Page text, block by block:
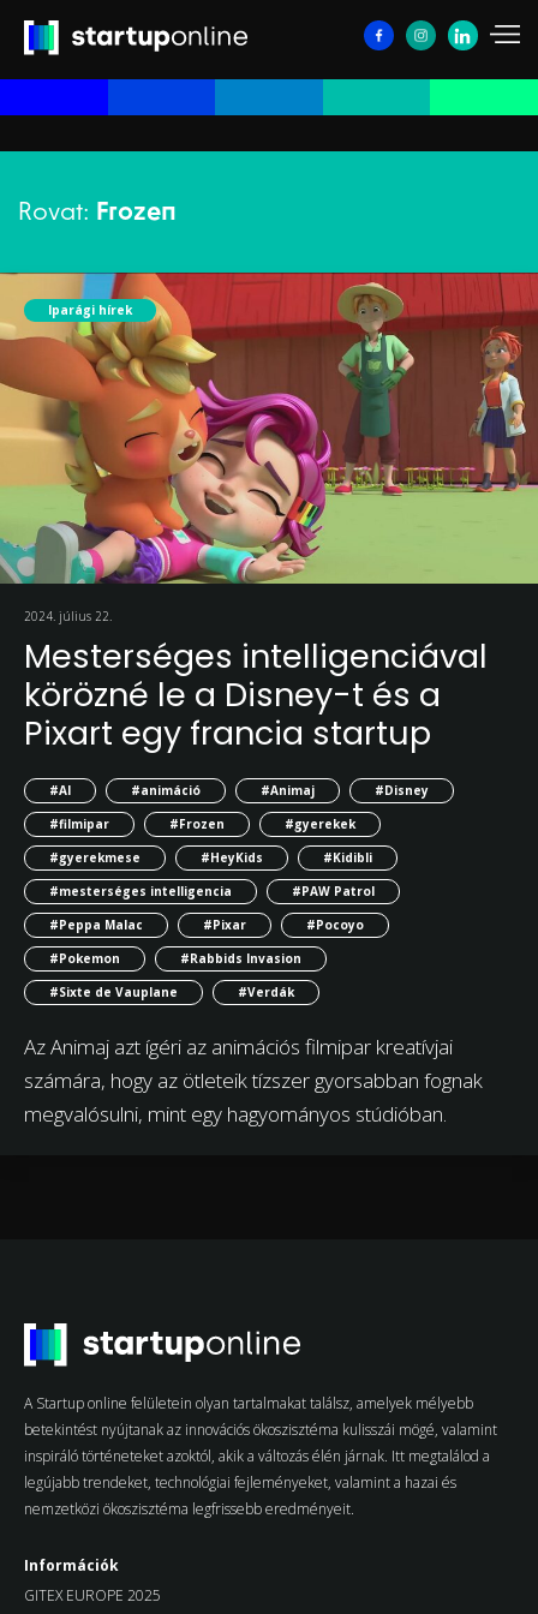
Rovat: Frozen
Iparági hírek
2024. július 22.
Mesterséges intelligenciával
körözné le a Disney-t és a
Pixart egy francia startup
#AI #animáció #Animaj
#Disney
#filmipar
#Frozen
#gyerekek
#gyerekmese
#HeyKids
#Kidibli
#mesterséges intelligencia
#PAW Patrol
#Peppa Malac
#Pixar
#Pocoyo
#Pokemon
#Rabbids Invasion
#Sixte de Vauplane
#Verdák
Az Animaj azt ígéri az animációs filmipar kreatívjai
számára, hogy az ötleteik tízszer gyorsabban fognak
megvalósulni, mint egy hagyományos stúdióban.
A Startup online felületein olyan tartalmakat találsz, amelyek mélyebb
betekintést nyújtanak az innovációs ökoszisztéma kulisszái mögé, valamint
inspiráló történeteket azoktól, akik a változás élén járnak. Itt megtalálod a
legújabb trendeket, technológiai fejleményeket, valamint a hazai és
nemzetközi ökoszisztéma legfrissebb eredményeit.
Információk
GITEX EUROPE 2025